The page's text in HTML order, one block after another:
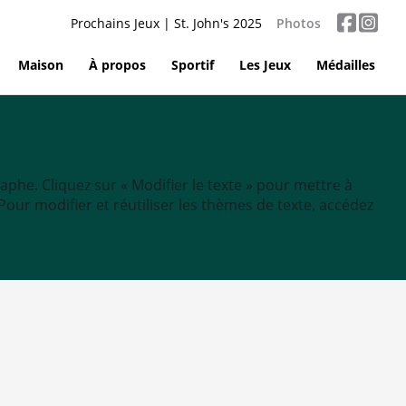
Prochains Jeux | St. John's 2025 Photos
Maison À propos Sportif Les Jeux Médailles
Cliquez sur « Modifier le texte » pour mettre à
modifier et réutiliser les thèmes de texte, accédez